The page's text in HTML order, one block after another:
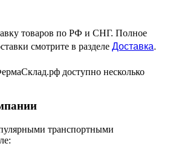
товаров по РФ и СНГ. Полное
смотрите в разделе Доставка.
доступно несколько
транспортными